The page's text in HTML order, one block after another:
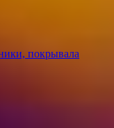
покрывала